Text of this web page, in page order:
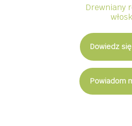
Drewniany
Dowiedz
Powiadom